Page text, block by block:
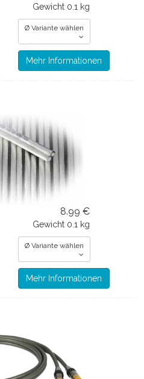
Gewicht 0.1 kg
Ø Variante wählen
Mehr Informationen
8.99 €
Gewicht 0.1 kg
Ø Variante wählen
Mehr Informationen